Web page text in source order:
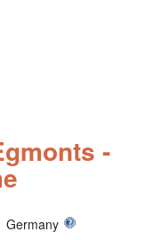
-
Germany